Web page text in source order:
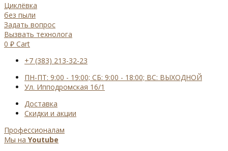
Циклёвка
без пыли
Задать вопрос
Вызвать технолога
0 ₽ Cart
+7 (383) 213-32-23
ПН-ПТ: 9:00 - 19:00; СБ: 9:00 - 18:00; ВС: ВЫХОДНОЙ
Ул. Ипподромская 16/1
Доставка
Cкидки и акции
Профессионалам
Мы на Youtube